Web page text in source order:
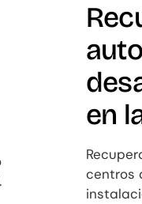
en
centros